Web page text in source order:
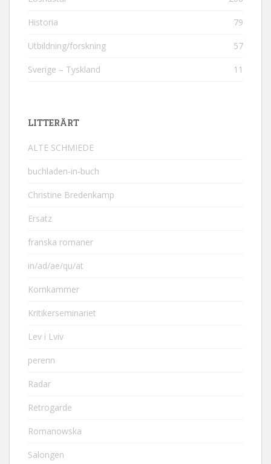
Historia 79
Utbildning/forskning 57
Sverige – Tyskland 11
LITTERÄRT
ALTE SCHMIEDE
buchladen-in-buch
Christine Bredenkamp
Ersatz
franska romaner
in/ad/ae/qu/at
Kornkammer
Kritikerseminariet
Lev i Lviv
perenn
Radar
Retrogarde
Romanowska
Salongen